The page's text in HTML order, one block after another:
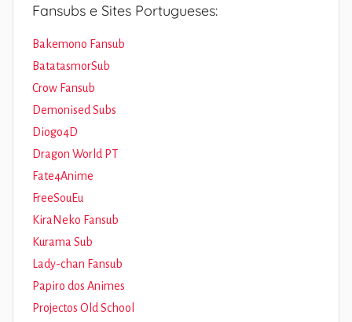
Fansubs e Sites Portugueses:
Bakemono Fansub
BatatasmorSub
Crow Fansub
Demonised Subs
Diogo4D
Dragon World PT
Fate4Anime
FreeSouEu
KiraNeko Fansub
Kurama Sub
Lady-chan Fansub
Papiro dos Animes
Projectos Old School